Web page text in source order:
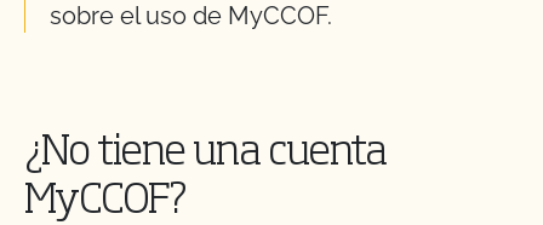
sobre el uso de MyCCOF.
¿No tiene una cuenta
MyCCOF?